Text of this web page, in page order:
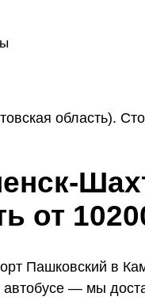
область).
от
Пашковский в
— мы